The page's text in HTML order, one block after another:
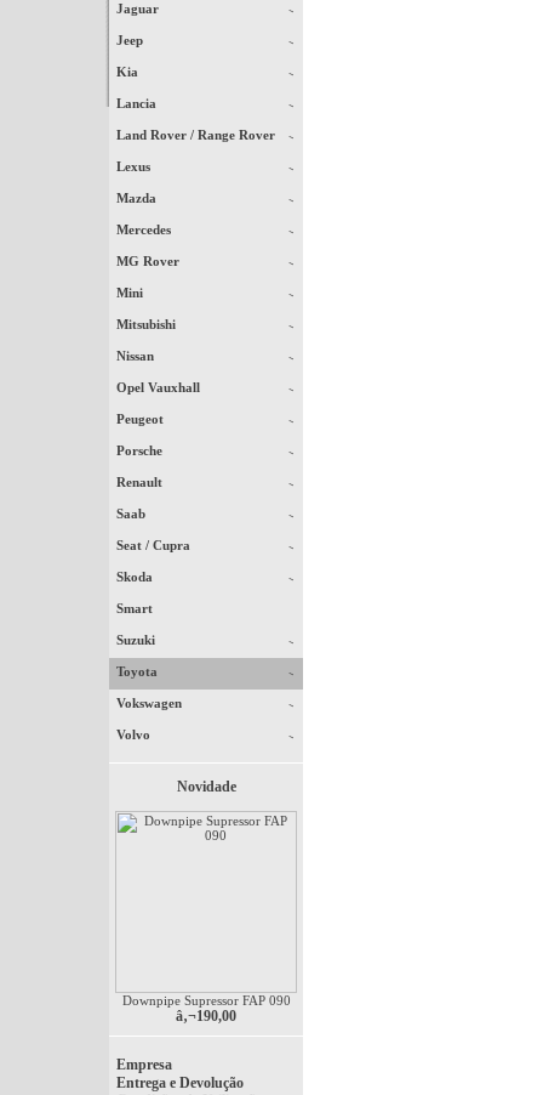
Jaguar
Jeep
Kia
Lancia
Land Rover / Range Rover
Lexus
Mazda
Mercedes
MG Rover
Mini
Mitsubishi
Nissan
Opel Vauxhall
Peugeot
Porsche
Renault
Saab
Seat / Cupra
Skoda
Smart
Suzuki
Toyota
Vokswagen
Volvo
Novidade
Downpipe Supressor FAP 090
â‚¬190,00
Empresa
Entrega e Devolução